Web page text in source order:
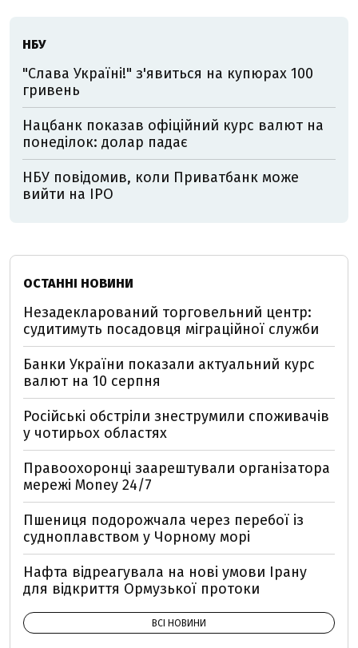
НБУ
"Слава Україні!" з'явиться на купюрах 100
гривень
Нацбанк показав офіційний курс валют на
понеділок: долар падає
НБУ повідомив, коли Приватбанк може
вийти на IPO
ОСТАННІ НОВИНИ
Незадекларований торговельний центр:
судитимуть посадовця міграційної служби
Банки України показали актуальний курс
валют на 10 серпня
Російські обстріли знеструмили споживачів
у чотирьох областях
Правоохоронці заарештували організатора
мережі Money 24/7
Пшениця подорожчала через перебої із
судноплавством у Чорному морі
Нафта відреагувала на нові умови Ірану
для відкриття Ормузької протоки
ВСІ НОВИНИ